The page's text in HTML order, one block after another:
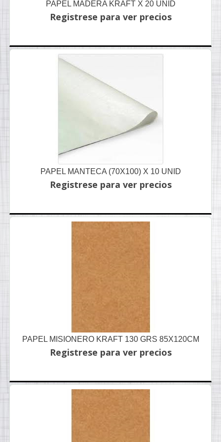
PAPEL MADERA KRAFT X 20 UNID
Registrese para ver precios
PAPEL MANTECA (70X100) X 10 UNID
Registrese para ver precios
PAPEL MISIONERO KRAFT 130 GRS 85X120CM
Registrese para ver precios